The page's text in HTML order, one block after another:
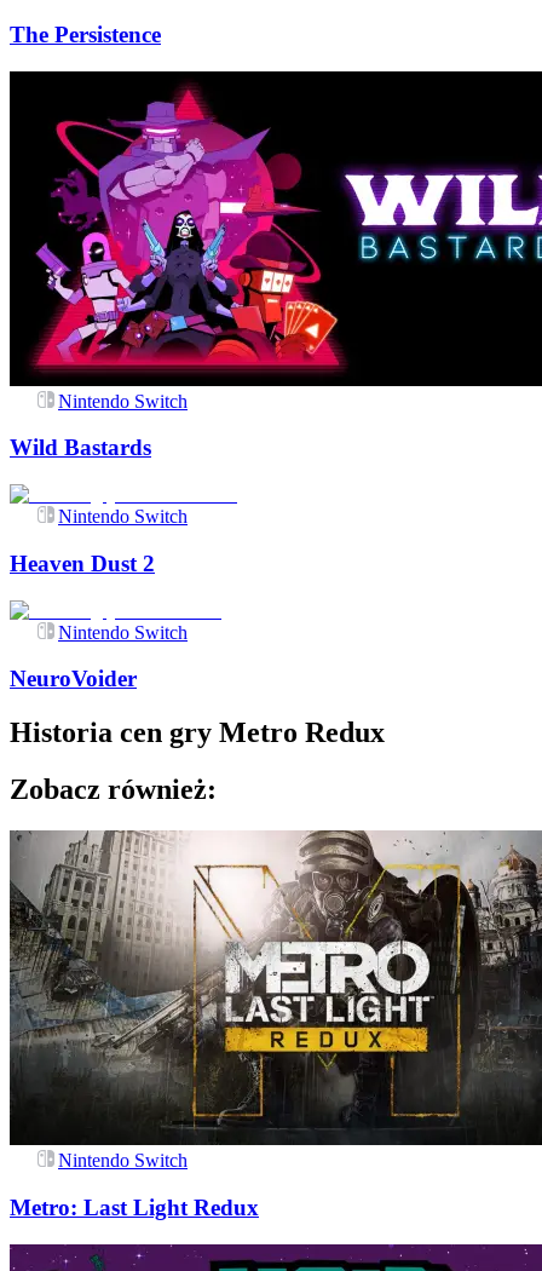
The Persistence
Nintendo Switch
Wild Bastards
Nintendo Switch
Heaven Dust 2
Nintendo Switch
NeuroVoider
Historia cen gry Metro Redux
Zobacz również:
Nintendo Switch
Metro: Last Light Redux